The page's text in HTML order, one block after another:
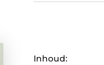
Inhoud: